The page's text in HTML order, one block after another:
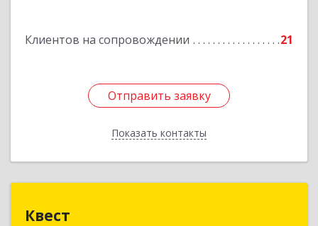
Клиентов на сопровождении 21
Отправить заявку
Показать контакты
Подробнее
Отправить заявку
Назад
Квест